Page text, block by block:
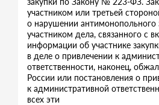
участником или третьей
о нарушении антимонопольного
участником дела, связанного с
информации об участнике
в деле о привлечении к
ответственности, наконец,
России или постановления о
к административной
всех эти